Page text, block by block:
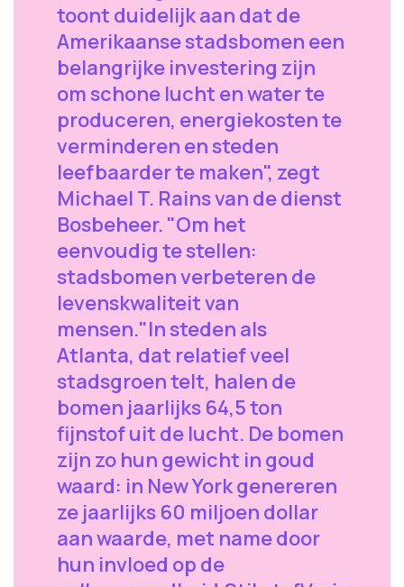
toont duidelijk aan dat de
Amerikaanse stadsbomen een
belangrijke investering zijn
om schone lucht en water te
produceren, energiekosten te
verminderen en steden
leefbaarder te maken", zegt
Michael T. Rains van de dienst
Bosbeheer. "Om het
eenvoudig te stellen:
stadsbomen verbeteren de
levenskwaliteit van
mensen."In steden als
Atlanta, dat relatief veel
stadsgroen telt, halen de
bomen jaarlijks 64,5 ton
fijnstof uit de lucht. De bomen
zijn zo hun gewicht in goud
waard: in New York genereren
ze jaarlijks 60 miljoen dollar
aan waarde, met name door
hun invloed op de